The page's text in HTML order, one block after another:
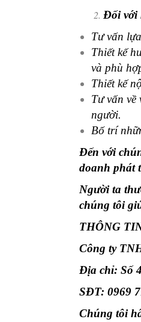
Đối với
Tư vấn
Thiết kế
và phù
Thiết kế
Tư vấn
người.
Bố trí
Đến với
doanh phát
Người ta
chúng tôi
THÔNG
Công ty
Địa chỉ: Số
SĐT: 0969
Chúng tôi